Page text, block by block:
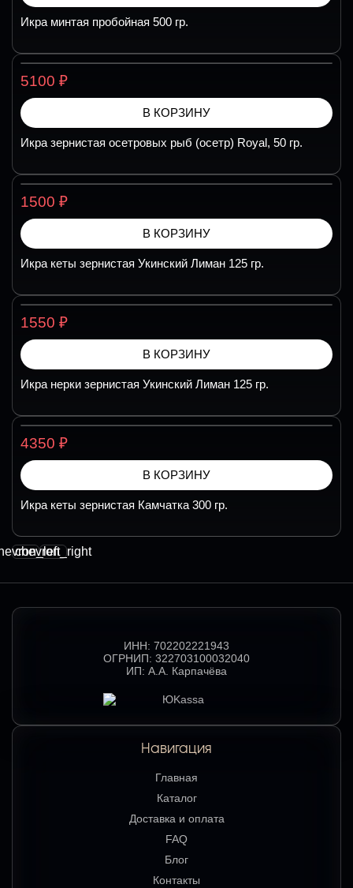
Икра минтая пробойная 500 гр.
5100 ₽
В КОРЗИНУ
Икра зернистая осетровых рыб (осетр) Royal, 50 гр.
1500 ₽
В КОРЗИНУ
Икра кеты зернистая Укинский Лиман 125 гр.
1550 ₽
В КОРЗИНУ
Икра нерки зернистая Укинский Лиман 125 гр.
4350 ₽
В КОРЗИНУ
Икра кеты зернистая Камчатка 300 гр.
chevron_right
ИНН: 702202221943
ОГРНИП: 322703100032040
ИП: А.А. Карпачёва
Навигация
Главная
Каталог
Доставка и оплата
FAQ
Блог
Контакты